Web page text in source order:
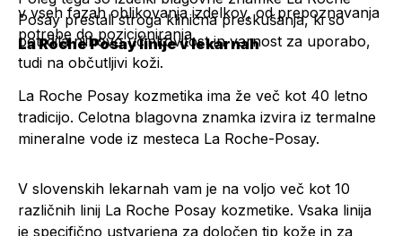
Posay prestali stroga klinična preskušanja, ki so
potrdila njihovo učinkovitost in varnost za uporabo,
tudi na občutljivi koži.
v vseh fazah oblikovanja izdelkov, od prepoznavanja
potrebe do pozicioniranja.
La Roche Posay linije v lekarnah
La Roche Posay kozmetika ima že več kot 40 letno
tradicijo. Celotna blagovna znamka izvira iz termalne
mineralne vode iz mesteca La Roche-Posay.
V slovenskih lekarnah vam je na voljo več kot 10
različnih linij La Roche Posay kozmetike. Vsaka linija
je specifično ustvarjena za določen tip kože in za